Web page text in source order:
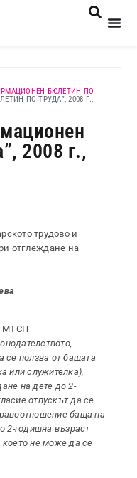
БЮЛЕТИН ПО
ПО ТРУДА”, 2008 Г.,
2008 г.,
трудово и
отглеждане на
МТСП
се ползва от бащата
или служителка),
на дете до 2-
отпускът да се
баща на
2-годишна възраст
което не може да се